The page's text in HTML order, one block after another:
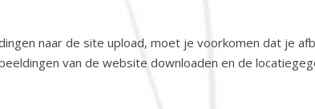
naar de site upload, moet je voorkomen dat je
van de website downloaden en de